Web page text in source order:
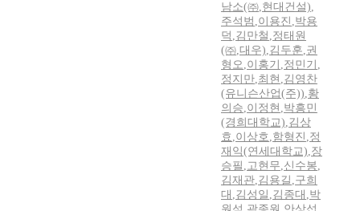
남소(㈜,현대건설),
주석범 ,이용진 ,박용
덕 ,김만철 ,정태원
(㈜,대우),김두훈,권
형오,이홍기 ,정민기 ,
정지만,최현 ,김영찬
(유니슨산업(주)),황
의승,이정현 ,박흥민
(경희대학교),김상
효 ,이상호,함형진 ,정
재익(연세대학교),장
승필 ,고현무,신수봉,
김재관,김용길 ,구희
대 ,김성일 ,김종대 ,박